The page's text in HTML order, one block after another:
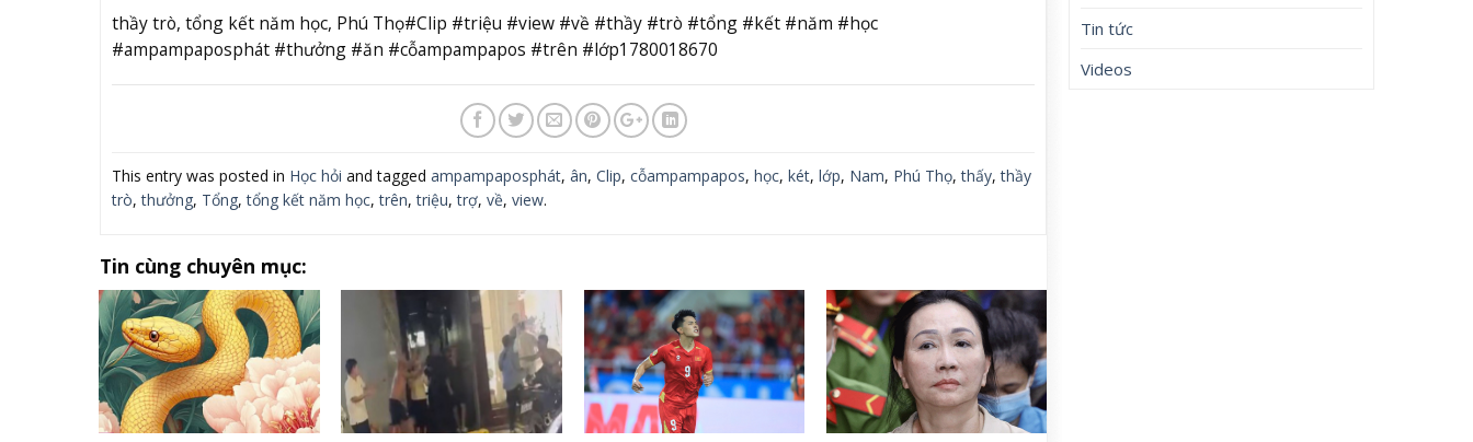
thầy trò, tổng kết năm học, Phú Thọ#Clip #triệu #view #về #thầy #trò #tổng #kết #năm #học
#ampampaposphát #thưởng #ăn #cỗampampapos #trên #lớp1780018670
This entry was posted in Học hỏi and tagged ampampaposphát, ân, Clip, cỗampampapos, học, két, lớp, Nam, Phú Thọ,thấy,thầy
trò,thưởng, Tổng,tổng kết năm học,trên,triệu,trợ, về, view.
Tin cùng chuyên mục:
Tin tức
Videos